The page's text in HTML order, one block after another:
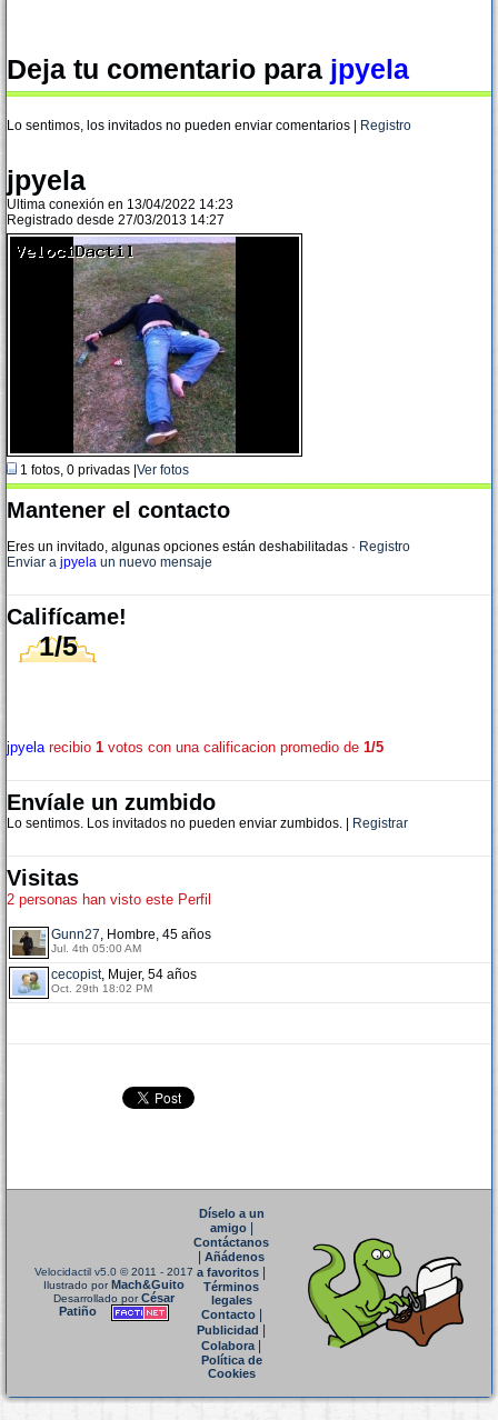
Deja tu comentario para jpyela
Lo sentimos, los invitados no pueden enviar comentarios | Registro
jpyela
Ultima conexión en 13/04/2022 14:23
Registrado desde 27/03/2013 14:27
1 fotos, 0 privadas | Ver fotos
Mantener el contacto
Eres un invitado, algunas opciones están deshabilitadas · Registro
Enviar a jpyela un nuevo mensaje
Califícame!
1/5
jpyelarecibio 1 votos con una calificacion promedio de 1/5
Envíale un zumbido
Lo sentimos. Los invitados no pueden enviar zumbidos. | Registrar
Visitas
2 personas han visto este Perfil
Gunn27, Hombre, 45 años
Jul. 4th 05:00 AM
cecopist, Mujer, 54 años
Oct. 29th 18:02 PM
Velocidactil v5.0 © 2011 - 2017
Ilustrado porMach&Guito
Desarrollado porCésar
Patiño
Díselo a un
amigo|
Contáctanos
Añádenos
a favoritos
Términos
legales
Contacto|
Publicidad
Colabora|
Política de
Cookies